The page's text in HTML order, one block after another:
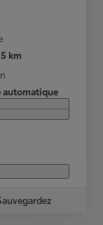
km
automatique